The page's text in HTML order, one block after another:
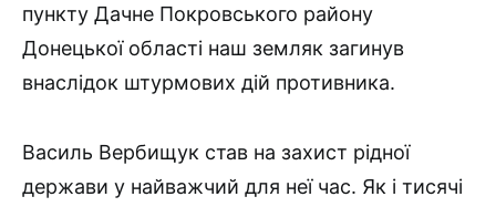
пункту Дачне Покровського району
Донецької області наш земляк загинув
внаслідок штурмових дій противника.
Василь Вербищук став на захист рідної
держави у найважчий для неї час. Як і тисячі